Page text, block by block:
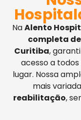
NaAlento
completa
Curitiba,
acesso a
lugar. Nossa
mais
reabilitação,